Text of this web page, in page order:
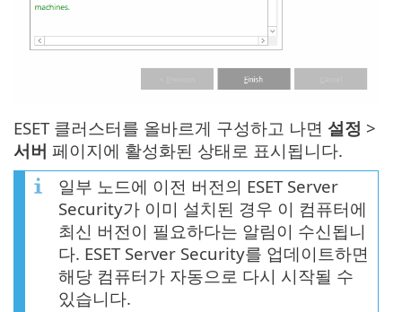
ESET 클러스터를 올바르게 구성하고 나면 설정 >
서버 페이지에 활성화된 상태로 표시됩니다.
일부 노드에 이전 버전의 ESET Server
Security가 이미 설치된 경우 이 컴퓨터에
최신 버전이 필요하다는 알림이 수신됩니
다. ESET Server Security를 업데이트하면
해당 컴퓨터가 자동으로 다시 시작될 수
있습니다.